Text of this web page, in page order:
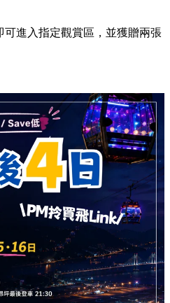
可進入指定觀賞區，並獲贈兩張